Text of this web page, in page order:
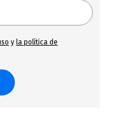
y la política de